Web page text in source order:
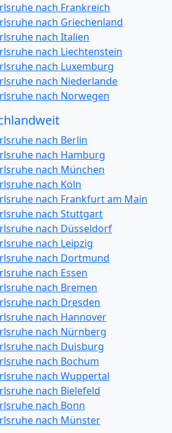
nach Frankreich
nach Griechenland
nach Italien
nach Liechtenstein
nach Luxemburg
nach Niederlande
nach Norwegen
nach Berlin
nach Hamburg
nach München
nach Köln
nach Frankfurt am Main
nach Stuttgart
nach Düsseldorf
nach Leipzig
nach Dortmund
nach Essen
nach Bremen
nach Dresden
nach Hannover
nach Nürnberg
nach Duisburg
nach Bochum
nach Wuppertal
nach Bielefeld
nach Bonn
nach Münster